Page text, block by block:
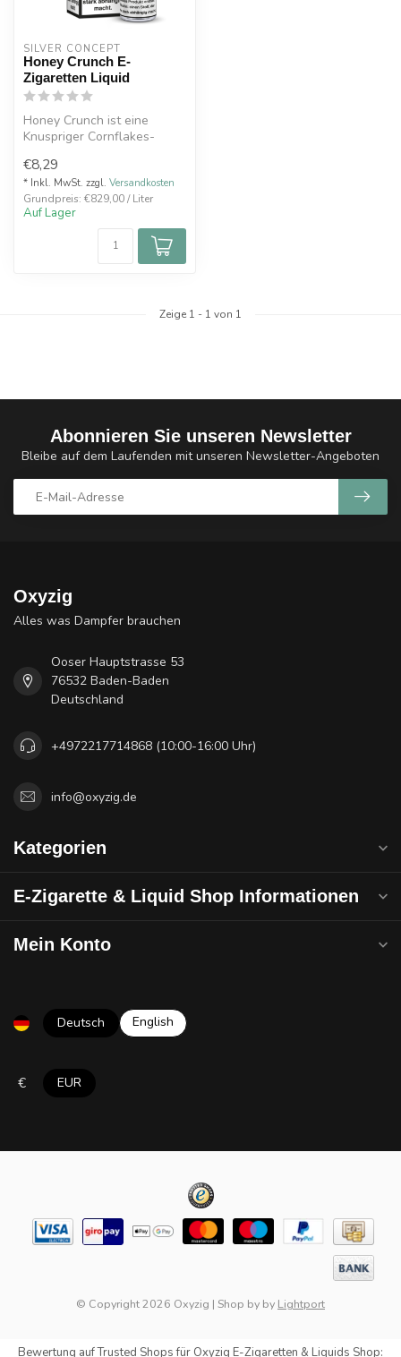
SILVER CONCEPT
Honey Crunch E-
Zigaretten Liquid
Honey Crunch ist eine
Knuspriger Cornflakes-
Honig – perfekt...
€8,29
* Inkl. MwSt. zzgl. Versandkosten
Grundpreis: €829,00 / Liter
Auf Lager
Zeige 1 - 1 von 1
Abonnieren Sie unseren Newsletter
Bleibe auf dem Laufenden mit unseren Newsletter-Angeboten
Oxyzig
Alles was Dampfer brauchen
Ooser Hauptstrasse 53
76532 Baden-Baden
Deutschland
+4972217714868 (10:00-16:00 Uhr)
info@oxyzig.de
Kategorien
E-Zigarette & Liquid Shop Informationen
Mein Konto
Deutsch English
€ EUR
© Copyright 2026 Oxyzig | Shop by by Lightport
Bewertung aufTrusted Shopsfür Oxyzig E-Zigaretten & Liquids Shop: